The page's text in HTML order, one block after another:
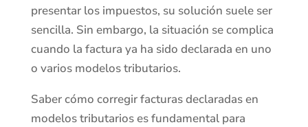
presentar los impuestos, su solución suele ser
sencilla. Sin embargo, la situación se complica
cuando la factura ya ha sido declarada en uno
o varios modelos tributarios.
Saber cómo corregir facturas declaradas en
modelos tributarios es fundamental para